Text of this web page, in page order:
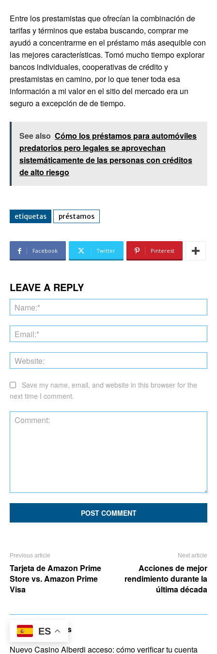
Entre los prestamistas que ofrecían la combinación de
tarifas y términos que estaba buscando, comprar me
ayudó a concentrarme en el préstamo más asequible con
las mejores características. Tomó mucho tiempo explorar
bancos individuales, cooperativas de crédito y
prestamistas en camino, por lo que tener toda esa
información a mi valor en el sitio del mercado era un
seguro a excepción de de tiempo.
See also Cómo los préstamos para automóviles
predatorios pero legales se aprovechan
sistemáticamente de las personas con créditos
de alto riesgo
etiquetas préstamos
Facebook Twitter Pinterest
LEAVE A REPLY
Save my name, email, and website in this browser for the
next time I comment.
Previous article
Tarjeta de Amazon Prime
Store vs. Amazon Prime
Visa
Next article
Acciones de mejor
rendimiento durante la
última década
Últimos artículos
Nuevo Casino Alberdi acceso: cómo verificar tu cuenta
ES